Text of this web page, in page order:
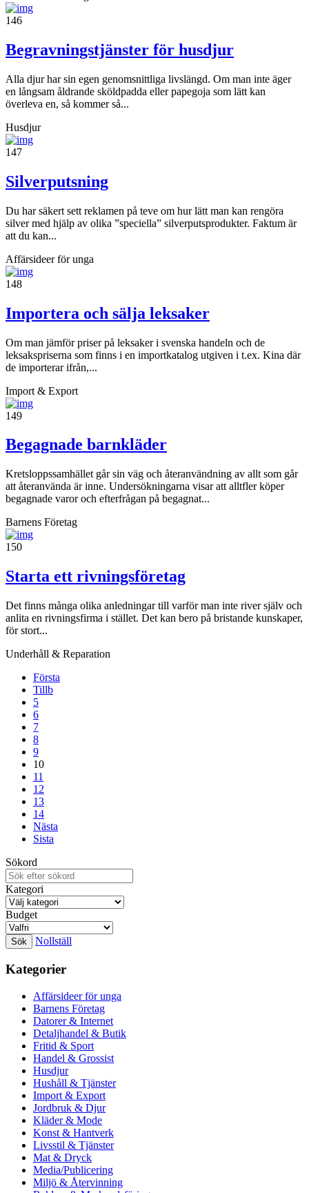
146
Begravningstjänster för husdjur
Alla djur har sin egen genomsnittliga livslängd. Om man inte äger
en långsam åldrande sköldpadda eller papegoja som lätt kan
överleva en, så kommer så...
Husdjur
147
Silverputsning
Du har säkert sett reklamen på teve om hur lätt man kan rengöra
silver med hjälp av olika ”speciella” silverputsprodukter. Faktum är
att du kan...
Affärsideer för unga
148
Importera och sälja leksaker
Om man jämför priser på leksaker i svenska handeln och de
leksakspriserna som finns i en importkatalog utgiven i t.ex. Kina där
de importerar ifrån,...
Import & Export
149
Begagnade barnkläder
Kretsloppssamhället går sin väg och återanvändning av allt som går
att återanvända är inne. Undersökningarna visar att alltfler köper
begagnade varor och efterfrågan på begagnat...
Barnens Företag
150
Starta ett rivningsföretag
Det finns många olika anledningar till varför man inte river själv och
anlita en rivningsfirma i stället. Det kan bero på bristande kunskaper,
för stort...
Underhåll & Reparation
Första
Tillb
5
6
7
8
9
10
11
12
13
14
Nästa
Sista
Sökord
Kategori
Budget
Nollställ
Kategorier
Affärsideer för unga
Barnens Företag
Datorer & Internet
Detaljhandel & Butik
Fritid & Sport
Handel & Grossist
Husdjur
Hushåll & Tjänster
Import & Export
Jordbruk & Djur
Kläder & Mode
Konst & Hantverk
Livsstil & Tjänster
Mat & Dryck
Media/Publicering
Miljö & Återvinning